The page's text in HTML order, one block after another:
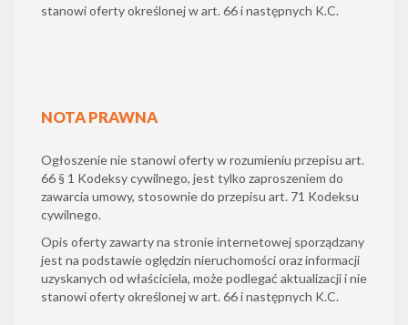
stanowi oferty określonej w art. 66 i następnych K.C.
NOTA PRAWNA
Ogłoszenie nie stanowi oferty w rozumieniu przepisu art.
66 § 1 Kodeksy cywilnego, jest tylko zaproszeniem do
zawarcia umowy, stosownie do przepisu art. 71 Kodeksu
cywilnego.
Opis oferty zawarty na stronie internetowej sporządzany
jest na podstawie oględzin nieruchomości oraz informacji
uzyskanych od właściciela, może podlegać aktualizacji i nie
stanowi oferty określonej w art. 66 i następnych K.C.